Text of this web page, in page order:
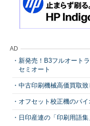
AD
新発売！B3フルオート
セミオート
中古印刷機械高価買取
オフセット校正機のパ
日印産連の「印刷用語集